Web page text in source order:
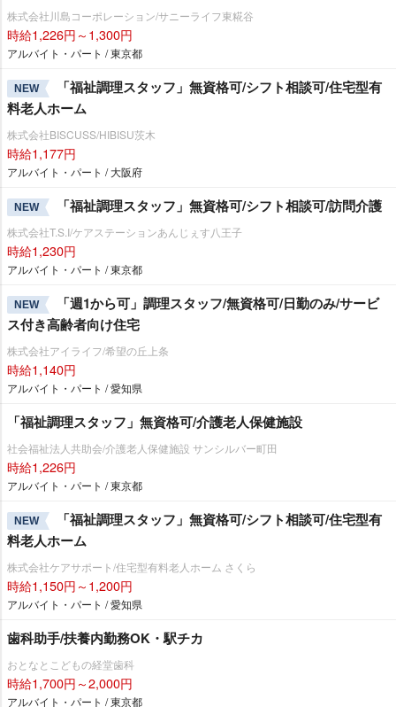
株式会社川島コーポレーション/サニーライフ東糀谷
時給1,226円～1,300円
アルバイト・パート / 東京都
NEW
「福祉調理スタッフ」無資格可/シフト相談可/住宅型有
料老人ホーム
株式会社BISCUSS/HIBISU茨木
時給1,177円
アルバイト・パート / 大阪府
NEW 「福祉調理スタッフ」無資格可/シフト相談可/訪問介護
株式会社T.S.I/ケアステーションあんじぇす八王子
時給1,230円
アルバイト・パート / 東京都
NEW
「週1から可」調理スタッフ/無資格可/日勤のみ/サービ
ス付き高齢者向け住宅
株式会社アイライフ/希望の丘上条
時給1,140円
アルバイト・パート / 愛知県
「福祉調理スタッフ」無資格可/介護老人保健施設
社会福祉法人共助会/介護老人保健施設 サンシルバー町田
時給1,226円
アルバイト・パート / 東京都
NEW
「福祉調理スタッフ」無資格可/シフト相談可/住宅型有
料老人ホーム
株式会社ケアサポート/住宅型有料老人ホーム さくら
時給1,150円～1,200円
アルバイト・パート / 愛知県
歯科助手/扶養内勤務OK・駅チカ
おとなとこどもの経堂歯科
時給1,700円～2,000円
アルバイト・パート / 東京都